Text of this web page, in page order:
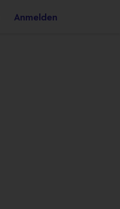
Anmelden